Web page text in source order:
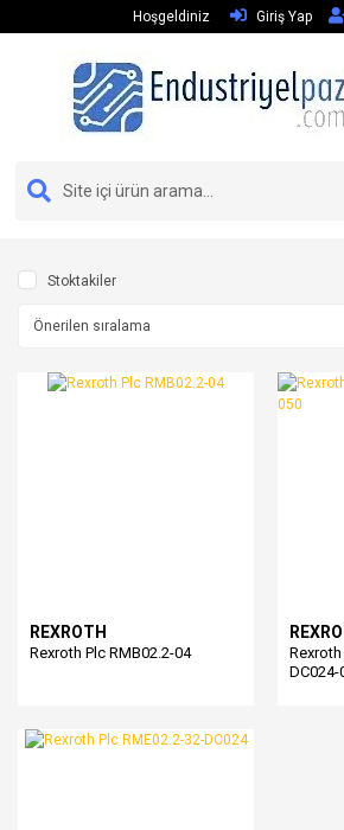
Hoşgeldiniz Giriş Yap
Stoktakiler
REXROTH
Rexroth Plc RMB02.2-04
DC024-